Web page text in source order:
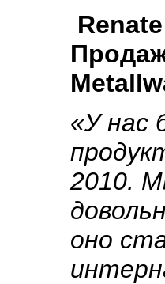
«У нас
2010.
оно